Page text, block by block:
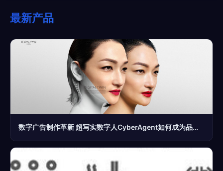
最新产品
数字广告制作革新 超写实数字人CyberAgent如何成为品牌新宠